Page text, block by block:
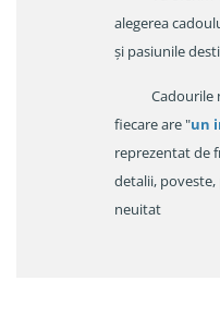
alegerea
și pasiunile
Cadourile
fiecare are "un
reprezentat de
detalii,
neuitat